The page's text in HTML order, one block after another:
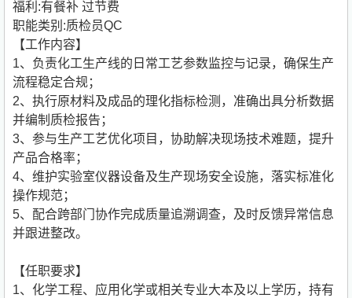
福利:有餐补 过节费
职能类别:质检员QC
【工作内容】
1、负责化工生产线的日常工艺参数监控与记录，确保生产
流程稳定合规；
2、执行原材料及成品的理化指标检测，准确出具分析数据
并编制质检报告；
3、参与生产工艺优化项目，协助解决现场技术难题，提升
产品合格率；
4、维护实验室仪器设备及生产现场安全设施，落实标准化
操作规范；
5、配合跨部门协作完成质量追溯调查，及时反馈异常信息
并跟进整改。
【任职要求】
1、化学工程、应用化学或相关专业大本及以上学历，持有